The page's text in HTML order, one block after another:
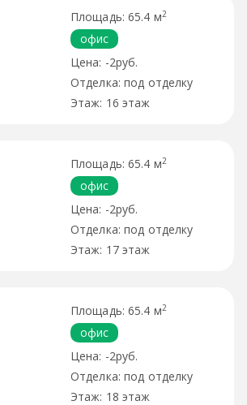
65.4 м2
офис
-2руб.
под отделку
16 этаж
65.4 м2
офис
-2руб.
под отделку
17 этаж
65.4 м2
офис
-2руб.
под отделку
18 этаж